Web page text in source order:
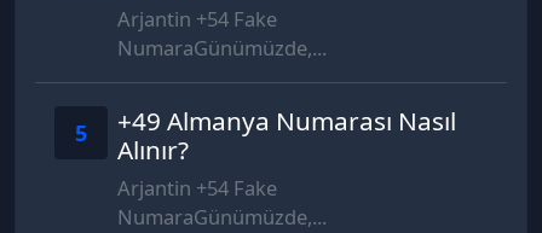
Arjantin +54 Fake
NumaraGünümüzde,...
5
+49 Almanya Numarası Nasıl
Alınır?
Arjantin +54 Fake
NumaraGünümüzde,...